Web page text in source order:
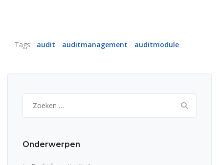
Tags: audit auditmanagement auditmodule
naar:
Onderwerpen